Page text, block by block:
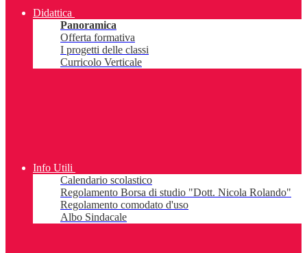
Didattica
Panoramica
Offerta formativa
I progetti delle classi
Curricolo Verticale
Info Utili
Calendario scolastico
Regolamento Borsa di studio "Dott. Nicola Rolando"
Regolamento comodato d'uso
Albo Sindacale